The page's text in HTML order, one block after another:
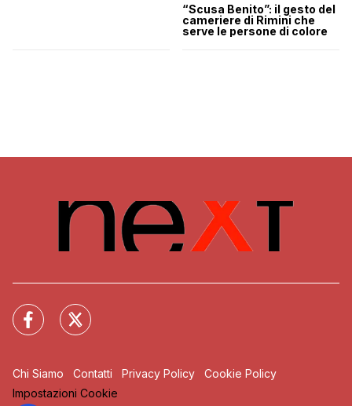
“Scusa Benito”: il gesto del
cameriere di Rimini che
serve le persone di colore
Chi Siamo Contatti Privacy Policy
Cookie Policy
Impostazioni Cookie